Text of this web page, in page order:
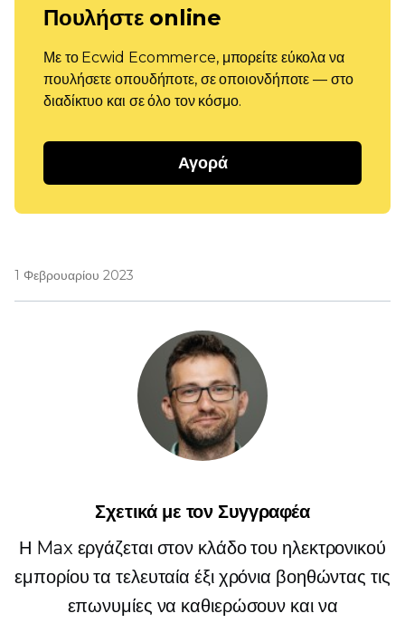
Πουλήστε online
Με το Ecwid Ecommerce, μπορείτε εύκολα να
πουλήσετε οπουδήποτε, σε οποιονδήποτε — στο
διαδίκτυο και σε όλο τον κόσμο.
Αγορά
1 Φεβρουαρίου 2023
Σχετικά με τον Συγγραφέα
Η Max εργάζεται στον κλάδο του ηλεκτρονικού
εμπορίου τα τελευταία έξι χρόνια βοηθώντας τις
επωνυμίες να καθιερώσουν και να